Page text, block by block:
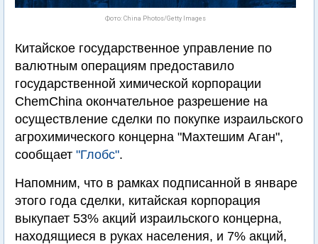
Фото: China Photos/Getty Images
Китайское государственное управление по
валютным операциям предоставило
государственной химической корпорации
ChemChina окончательное разрешение на
осуществление сделки по покупке израильского
агрохимического концерна "Махтешим Аган",
сообщает "Глобс".
Напомним, что в рамках подписанной в январе
этого года сделки, китайская корпорация
выкупает 53% акций израильского концерна,
находящиеся в руках населения, и 7% акций,